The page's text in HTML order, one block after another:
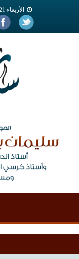
الأربعاء 21 صفر 1448هـ الموافق 7 أغسطس 2026م